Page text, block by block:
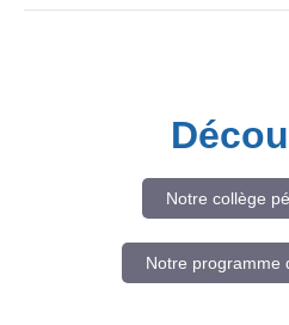
Notre collège
Notre programme